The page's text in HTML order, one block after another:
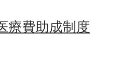
療費助成制度